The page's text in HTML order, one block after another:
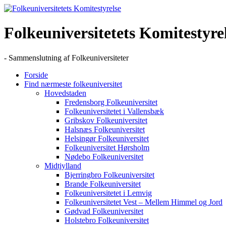
Skip
content
Folkeuniversitetets
- Sammenslutning af Folkeuniversiteter
Forside
Find nærmeste folkeuniversitet
Hovedstaden
Fredensborg Folkeuniversitet
Folkeuniversitetet i Vallensbæk
Gribskov Folkeuniversitet
Halsnæs Folkeuniversitet
Helsingør Folkeuniversitet
Folkeuniversitet Hørsholm
Nødebo Folkeuniversitet
Midtjylland
Bjerringbro Folkeuniversitet
Brande Folkeuniversitet
Folkeuniversitetet i Lemvig
Folkeuniversitetet Vest – Mellem Himmel og Jord
Gødvad Folkeuniversitet
Holstebro Folkeuniversitet